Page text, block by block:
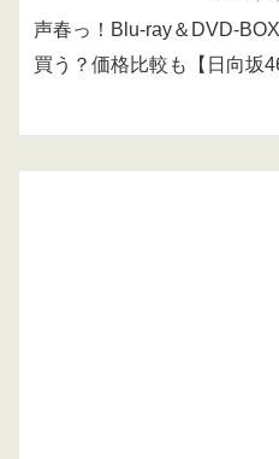
声春っ！Blu-ray＆DVD-
買う？価格比較も【日向坂